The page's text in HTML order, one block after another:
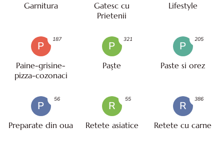
Garnitura
Gatesc cu
Prietenii
Lifestyle
P
Paine-grisine-
pizza-cozonaci
187
P
Paşte
321
P
Paste si orez
205
P
Preparate din oua
56
R
Retete asiatice
55
R
Retete cu carne
386